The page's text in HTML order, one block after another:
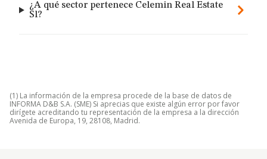
¿A qué sector pertenece Celemin Real Estate
Sl?
(1) La información de la empresa procede de la base de datos de
INFORMA D&B S.A. (SME) Si aprecias que existe algún error por favor
dirígete acreditando tu representación de la empresa a la dirección
Avenida de Europa, 19, 28108, Madrid.